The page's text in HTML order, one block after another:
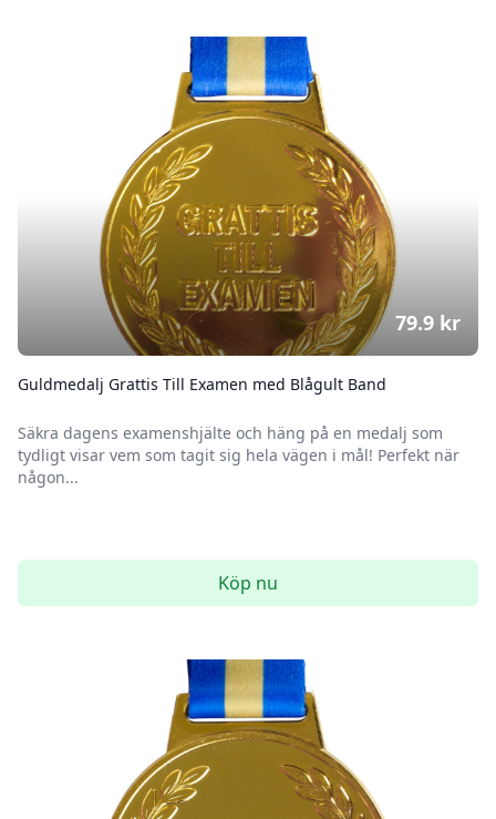
Guldmedalj Grattis Till Examen med Blågult Band
Säkra dagens examenshjälte och häng på en medalj som
tydligt visar vem som tagit sig hela vägen i mål! Perfekt när
någon...
79.9 kr
Köp nu